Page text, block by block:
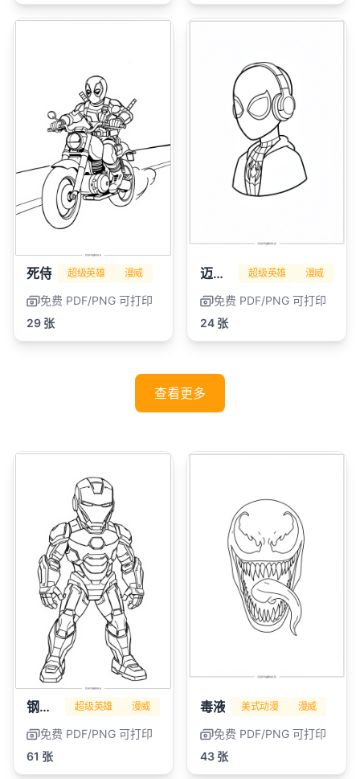
死侍 超级英雄 漫威
免费 PDF/PNG 可打印
29 张
迈尔斯·莫拉莱斯 超级英雄 漫威
免费 PDF/PNG 可打印
24 张
查看更多
钢铁侠 超级英雄 漫威
免费 PDF/PNG 可打印
61 张
毒液 美式动漫 漫威
免费 PDF/PNG 可打印
43 张